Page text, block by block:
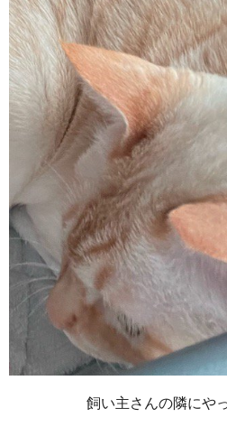
飼い主さんの隣にや